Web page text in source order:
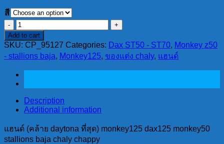
สี
แฮนด์
(คล้าย
daytona
ที่สุด)
monkey125
dax125
monkey50
stallions
baja
chaly
chappy
quantity
Add to cart
SKU: CP_95127 Categories: Dax ST50 - ST70, Monkey z50
- stallions baja, Monkey125, ของแต่ง chaly, แฮนด์
Description
Additional information
แฮนด์ (คล้าย daytona ที่สุด) monkey125 dax125 monkey50
stallions baja chaly chappy